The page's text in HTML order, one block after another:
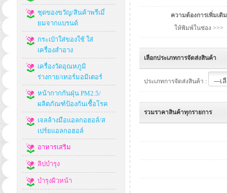
ชุดของขวัญ/สินค้าพรีเมี่
ยมจากแบรนด์
กระเป๋าใส่ของใช้ ใส่
เครื่องสำอาง
เครื่องวัดอุณหภูมิ
ร่างกาย/เทอร์มอมิเตอร์
หน้ากากกันฝุ่น PM2.5/
ผลิตภัณฑ์ป้องกันเชื้อโรค
เจลล้างมือแอลกอฮอล์/ส
เปร์ยแอลกอฮอล์
อาหารเสริม
ลิปบำรุง
บำรุงผิวหน้า
ความต้องการเพิ่มเติม
ให้พิมพ์ในช่อง >>>
เลือกประเภทการจัดส่งสินค้า
ประเภทการจัดส่งสินค้า :
รวมราคาสินค้าทุกรายการ